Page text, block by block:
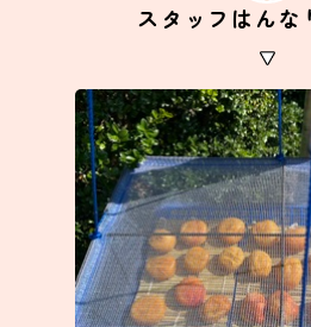
スタッフはんな